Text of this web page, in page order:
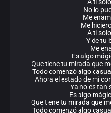
A ti
No lo
Me
Me
A ti
Y de tu
Me
Es algo
Que tiene tu mirada que
Todo comenzó algo
Ahora el estado de mi
Ya no es tan
Es algo
Que tiene tu mirada que
Todo comenzó algo